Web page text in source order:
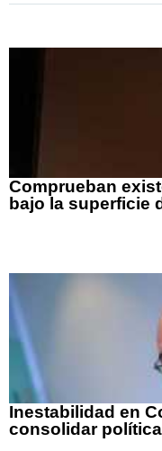
Comprueban
bajo la superficie
Inestabilidad en
consolidar